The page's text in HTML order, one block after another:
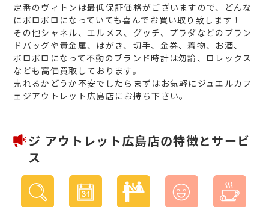
定番のヴィトンは最低保証価格がございますので、どんな
にボロボロになっていても喜んでお買い取り致します！
その他シャネル、エルメス、グッチ、プラダなどのブラン
ドバッグや貴金属、はがき、切手、金券、着物、お酒、
ボロボロになって不動のブランド時計は勿論、ロレックス
なども高価買取しております。
売れるかどうか不安でしたらまずはお気軽にジュエルカフ
ェジアウトレット広島店にお持ち下さい。
ジ アウトレット広島店の特徴とサービ
ス